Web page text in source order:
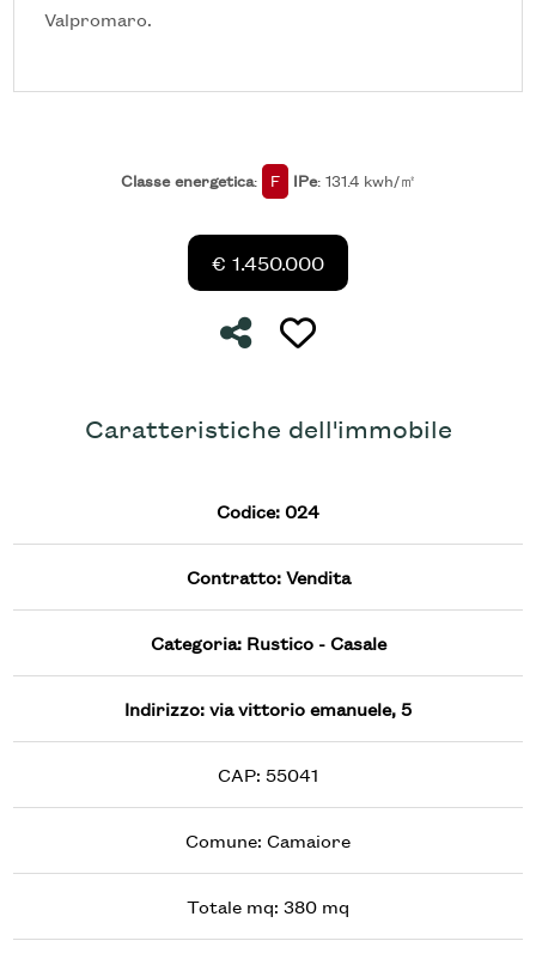
Valpromaro.
Classe energetica: F IPe: 131.4 kwh/㎡
€ 1.450.000
CondividiPreferiti: Cod. 024
Caratteristiche dell'immobile
Codice: 024
Contratto: Vendita
Categoria: Rustico - Casale
Indirizzo: via vittorio emanuele, 5
CAP: 55041
Comune: Camaiore
Totale mq: 380 mq
Qualsiasi
1